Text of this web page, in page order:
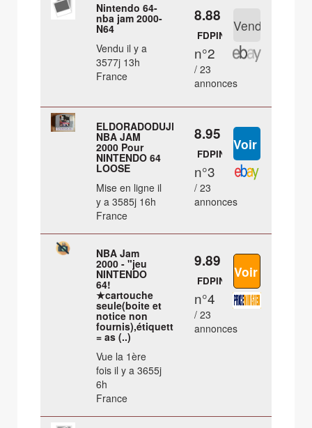
Nintendo 64-
nba jam 2000-
N64
Vendu il y a
3577j 13h
France
8.88 €
FDPIN
n°2
/ 23
annonces
ELDORADODUJEU
NBA JAM
2000 Pour
NINTENDO 64
LOOSE
Mise en ligne il
y a 3585j 16h
France
8.95 €
FDPIN
n°3
/ 23
annonces
NBA Jam
2000 - "jeu
NINTENDO
64!
★cartouche
seule(boite et
notice non
fournis),étiquette
= as (..)
Vue la 1ère
fois il y a 3655j
6h
France
9.89 €
FDPIN
n°4
/ 23
annonces